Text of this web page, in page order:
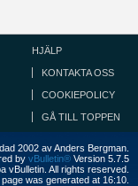
HJÄLP
KONTAKTA OSS
COOKIEPOLICY
GÅ TILL TOPPEN
2002 av Anders Bergman.
by vBulletin® Version 5.7.5
vBulletin. All rights reserved.
was generated at 16:10.